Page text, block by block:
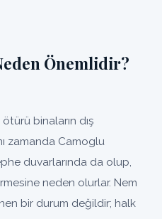
Önemlidir?
binaların dış
zamanda Camoglu
duvarlarında da olup,
neden olurlar. Nem
bir durum değildir; halk